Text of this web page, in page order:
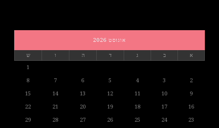
אוגוסט 2026
א ב ג ד ה ו
ש
1
2
3
4
5
6
7
8
9
10
11
12
13
14
15
16
17
18
19
20
21
22
23
24
25
26
27
28
29